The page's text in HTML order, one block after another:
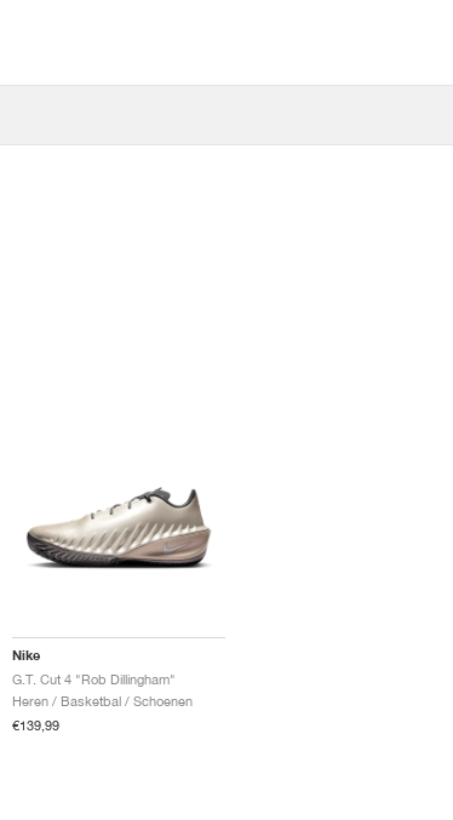
Nike
G.T. Cut 4 "Rob Dillingham"
Heren / Basketbal / Schoenen
€139,99